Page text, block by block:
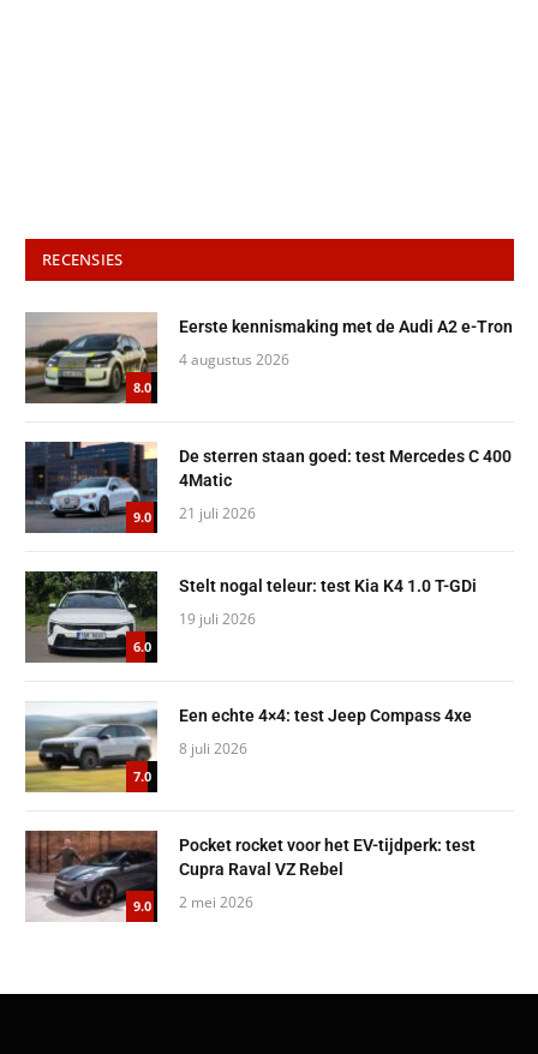
RECENSIES
8.0
Eerste kennismaking met de Audi A2 e-Tron
4 augustus 2026
9.0
De sterren staan goed: test Mercedes C 400
4Matic
21 juli 2026
6.0
Stelt nogal teleur: test Kia K4 1.0 T-GDi
19 juli 2026
7.0
Een echte 4×4: test Jeep Compass 4xe
8 juli 2026
9.0
Pocket rocket voor het EV-tijdperk: test
Cupra Raval VZ Rebel
2 mei 2026